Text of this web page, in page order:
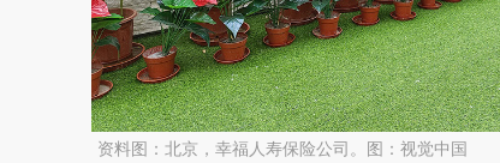
资料图：北京，幸福人寿保险公司。图：视觉中国